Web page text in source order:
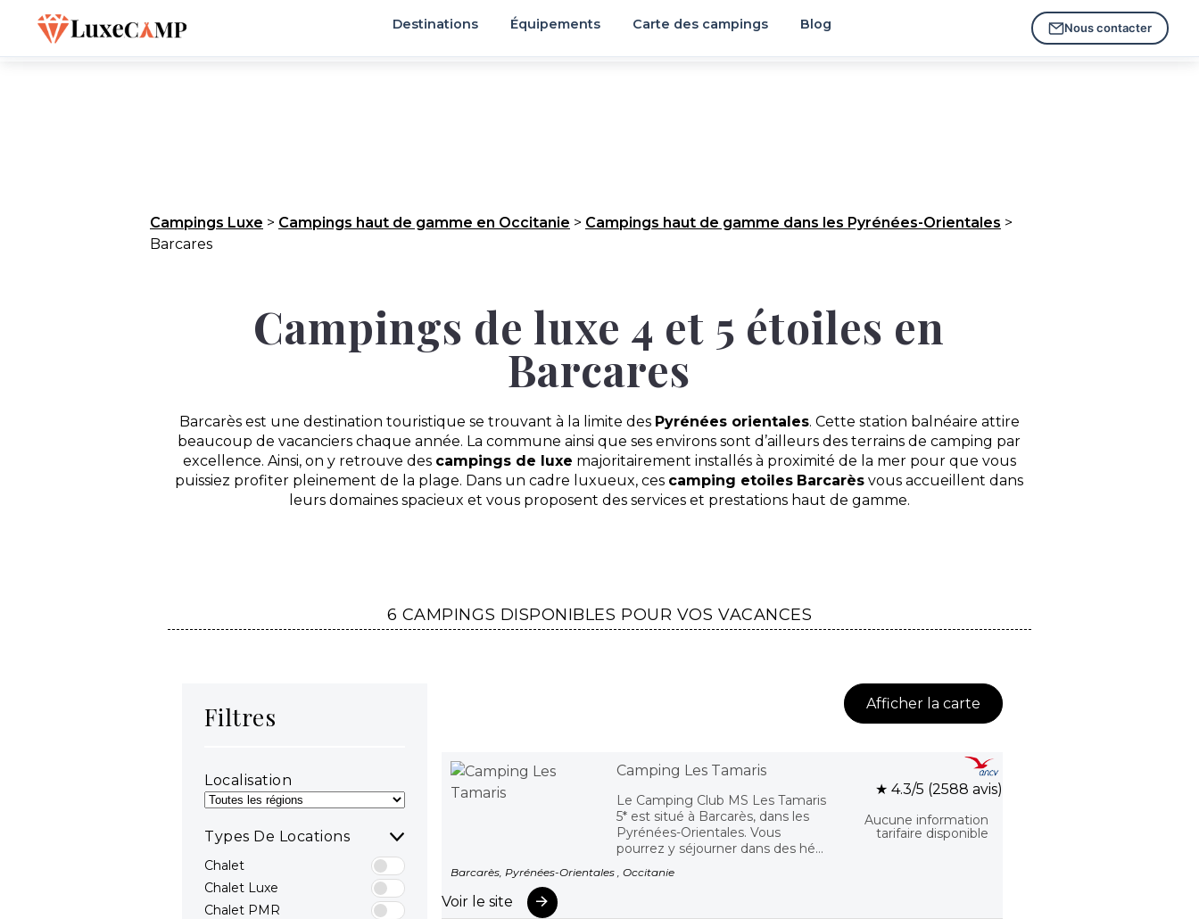
Destinations Équipements Carte des campings Blog Nous contacter
Campings Luxe > Campings haut de gamme en Occitanie > Campings haut de gamme dans les Pyrénées-Orientales >
Barcares
Campings de luxe 4 et 5 étoiles en
Barcares
Barcarès est une destination touristique se trouvant à la limite des Pyrénées orientales. Cette station balnéaire attire
beaucoup de vacanciers chaque année. La commune ainsi que ses environs sont d’ailleurs des terrains de camping par
excellence. Ainsi, on y retrouve des campings de luxe majoritairement installés à proximité de la mer pour que vous
puissiez profiter pleinement de la plage. Dans un cadre luxueux, ces camping etoiles Barcarès vous accueillent dans
leurs domaines spacieux et vous proposent des services et prestations haut de gamme.
6 CAMPINGS DISPONIBLES POUR VOS VACANCES
Filtres
Localisation
Types De Locations
Chalet
Chalet Luxe
Chalet PMR
Afficher la carte
Camping Les Tamaris
Le Camping Club MS Les Tamaris
5* est situé à Barcarès, dans les
Pyrénées-Orientales. Vous
pourrez y séjourner dans des hé...
Barcarès, Pyrénées-Orientales , Occitanie
Voir le site
★ 4.3/5 (2588 avis)
Aucune information
tarifaire disponible